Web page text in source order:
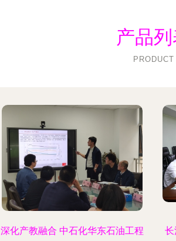
产品
PRODUCT
深化产教融合 中石化华东石油工程